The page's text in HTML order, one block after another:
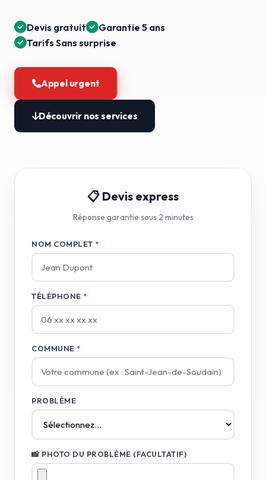
Devis gratuit
Garantie 5 ans
Tarifs Sans surprise
Appel urgent
Découvrir nos services
📋 Devis express
Réponse garantie sous 2 minutes
NOM COMPLET *
TÉLÉPHONE *
COMMUNE *
PROBLÈME
📸 PHOTO DU PROBLÈME (FACULTATIF)